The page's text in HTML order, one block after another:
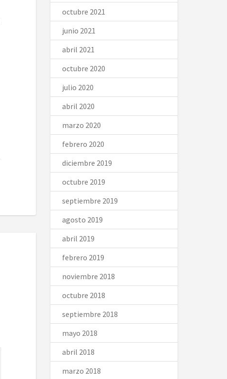
octubre 2021
junio 2021
abril 2021
octubre 2020
julio 2020
abril 2020
marzo 2020
febrero 2020
diciembre 2019
octubre 2019
septiembre 2019
agosto 2019
abril 2019
febrero 2019
noviembre 2018
octubre 2018
septiembre 2018
mayo 2018
abril 2018
marzo 2018